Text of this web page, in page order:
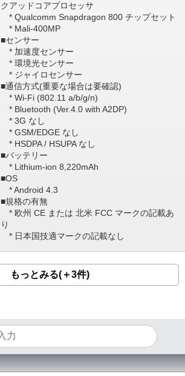
クアッドコアプロセッサ
* Qualcomm Snapdragon 800 チップセット
* Mali-400MP
■センサー
* 加速度センサー
* 環境光センサー
* ジャイロセンサー
■通信方式(重要な場合は要確認)
* Wi-Fi (802.11 a/b/g/n)
* Bluetooth (Ver.4.0 with A2DP)
* 3G なし
* GSM/EDGE なし
* HSDPA / HSUPA なし
■バッテリー
* Lithium-ion 8,220mAh
■OS
* Android 4.3
■規格の有無
* 欧州 CE または 北米 FCC マークの記載あ
り
* 日本国技適マークの記載なし
もっとみる(＋3件)